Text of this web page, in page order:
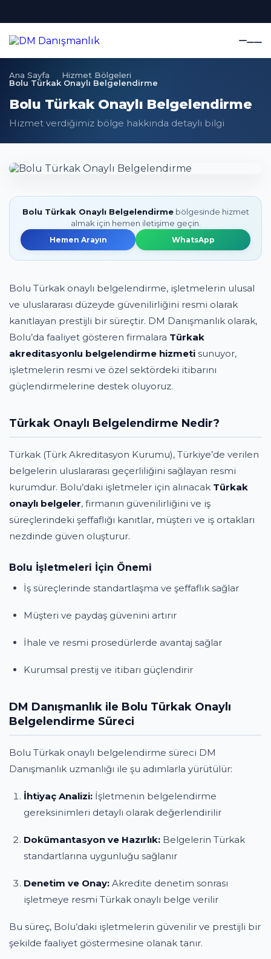
Ana Sayfa
Hizmet Bölgeleri
Bolu Türkak Onaylı Belgelendirme
Bolu Türkak Onaylı Belgelendirme
Hizmet verdiğimiz bölge hakkında detaylı bilgi
Bolu Türkak Onaylı Belgelendirmebölgesinde hizmet
almak için hemen iletişime geçin.
Hemen Arayın WhatsApp
Bolu Türkak onaylı belgelendirme, işletmelerin ulusal
ve uluslararası düzeyde güvenilirliğini resmi olarak
kanıtlayan prestijli bir süreçtir. DM Danışmanlık olarak,
Bolu’da faaliyet gösteren firmalara Türkak
akreditasyonlu belgelendirme hizmeti sunuyor,
işletmelerin resmi ve özel sektördeki itibarını
güçlendirmelerine destek oluyoruz.
Türkak Onaylı Belgelendirme Nedir?
Türkak (Türk Akreditasyon Kurumu), Türkiye’de verilen
belgelerin uluslararası geçerliliğini sağlayan resmi
kurumdur. Bolu’daki işletmeler için alınacak Türkak
onaylı belgeler, firmanın güvenilirliğini ve iş
süreçlerindeki şeffaflığı kanıtlar, müşteri ve iş ortakları
nezdinde güven oluşturur.
Bolu İşletmeleri İçin Önemi
İş süreçlerinde standartlaşma ve şeffaflık sağlar
Müşteri ve paydaş güvenini artırır
İhale ve resmi prosedürlerde avantaj sağlar
Kurumsal prestij ve itibarı güçlendirir
DM Danışmanlık ile Bolu Türkak Onaylı
Belgelendirme Süreci
Bolu Türkak onaylı belgelendirme süreci DM
Danışmanlık uzmanlığı ile şu adımlarla yürütülür:
İhtiyaç Analizi: İşletmenin belgelendirme
gereksinimleri detaylı olarak değerlendirilir
Dokümantasyon ve Hazırlık: Belgelerin Türkak
standartlarına uygunluğu sağlanır
Denetim ve Onay: Akredite denetim sonrası
işletmeye resmi Türkak onaylı belge verilir
Bu süreç, Bolu’daki işletmelerin güvenilir ve prestijli bir
şekilde faaliyet göstermesine olanak tanır.